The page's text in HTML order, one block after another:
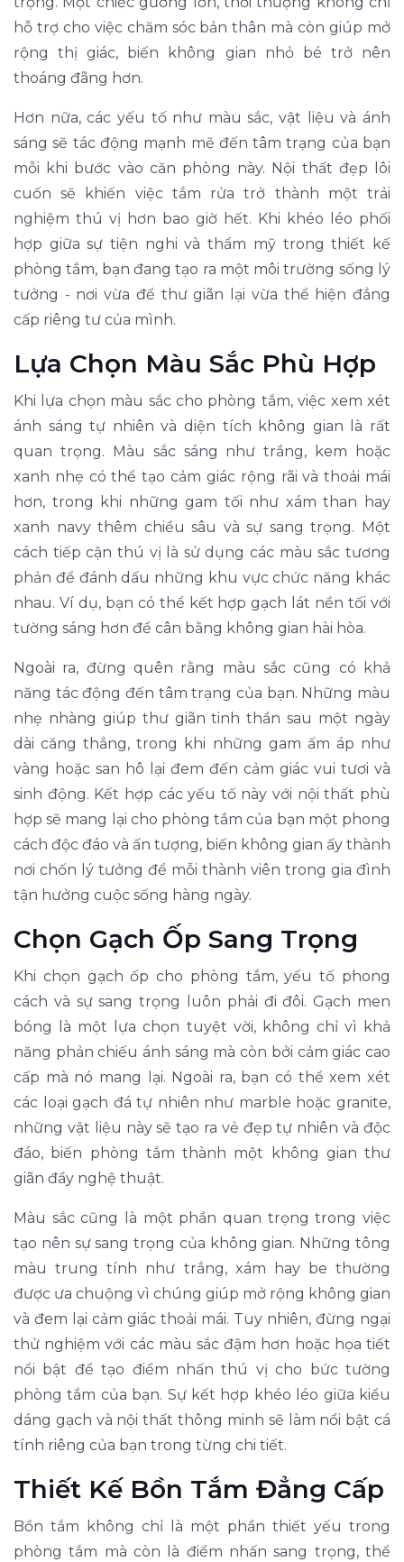
hỗ trợ cho việc chăm sóc bản thân mà còn giúp mở
rộng thị giác, biến không gian nhỏ bé trở nên
thoáng đãng hơn.
Hơn nữa, các yếu tố như màu sắc, vật liệu và ánh
sáng sẽ tác động mạnh mẽ đến tâm trạng của bạn
mỗi khi bước vào căn phòng này. Nội thất đẹp lôi
cuốn sẽ khiến việc tắm rửa trở thành một trải
nghiệm thú vị hơn bao giờ hết. Khi khéo léo phối
hợp giữa sự tiện nghi và thẩm mỹ trong thiết kế
phòng tắm, bạn đang tạo ra một môi trường sống lý
tưởng - nơi vừa để thư giãn lại vừa thể hiện đẳng
cấp riêng tư của mình.
Lựa Chọn Màu Sắc Phù Hợp
Khi lựa chọn màu sắc cho phòng tắm, việc xem xét
ánh sáng tự nhiên và diện tích không gian là rất
quan trọng. Màu sắc sáng như trắng, kem hoặc
xanh nhẹ có thể tạo cảm giác rộng rãi và thoải mái
hơn, trong khi những gam tối như xám than hay
xanh navy thêm chiều sâu và sự sang trọng. Một
cách tiếp cận thú vị là sử dụng các màu sắc tương
phản để đánh dấu những khu vực chức năng khác
nhau. Ví dụ, bạn có thể kết hợp gạch lát nền tối với
tường sáng hơn để cân bằng không gian hài hòa.
Ngoài ra, đừng quên rằng màu sắc cũng có khả
năng tác động đến tâm trạng của bạn. Những màu
nhẹ nhàng giúp thư giãn tinh thần sau một ngày
dài căng thẳng, trong khi những gam ấm áp như
vàng hoặc san hô lại đem đến cảm giác vui tươi và
sinh động. Kết hợp các yếu tố này với nội thất phù
hợp sẽ mang lại cho phòng tắm của bạn một phong
cách độc đáo và ấn tượng, biến không gian ấy thành
nơi chốn lý tưởng để mỗi thành viên trong gia đình
tận hưởng cuộc sống hàng ngày.
Chọn Gạch Ốp Sang Trọng
Khi chọn gạch ốp cho phòng tắm, yếu tố phong
cách và sự sang trọng luôn phải đi đôi. Gạch men
bóng là một lựa chọn tuyệt vời, không chỉ vì khả
năng phản chiếu ánh sáng mà còn bởi cảm giác cao
cấp mà nó mang lại. Ngoài ra, bạn có thể xem xét
các loại gạch đá tự nhiên như marble hoặc granite,
những vật liệu này sẽ tạo ra vẻ đẹp tự nhiên và độc
đáo, biến phòng tắm thành một không gian thư
giãn đầy nghệ thuật.
Màu sắc cũng là một phần quan trọng trong việc
tạo nên sự sang trọng của không gian. Những tông
màu trung tính như trắng, xám hay be thường
được ưa chuộng vì chúng giúp mở rộng không gian
và đem lại cảm giác thoải mái. Tuy nhiên, đừng ngại
thử nghiệm với các màu sắc đậm hơn hoặc họa tiết
nổi bật để tạo điểm nhấn thú vị cho bức tường
phòng tắm của bạn. Sự kết hợp khéo léo giữa kiểu
dáng gạch và nội thất thông minh sẽ làm nổi bật cá
tính riêng của bạn trong từng chi tiết.
Thiết Kế Bồn Tắm Đẳng Cấp
Bồn tắm không chỉ là một phần thiết yếu trong
phòng tắm mà còn là điểm nhấn sang trọng, thể